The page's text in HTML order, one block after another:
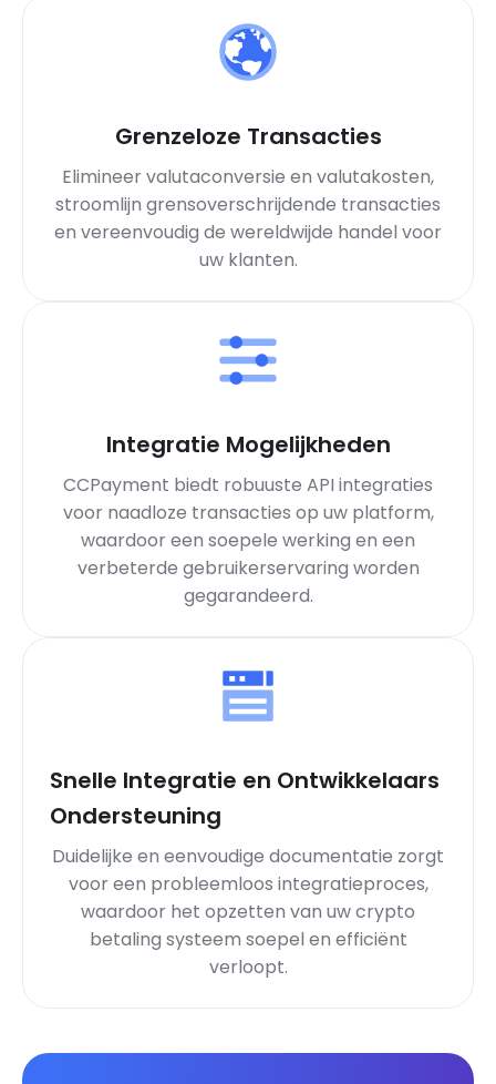
Grenzeloze Transacties
Elimineer valutaconversie en valutakosten,
stroomlijn grensoverschrijdende transacties
en vereenvoudig de wereldwijde handel voor
uw klanten.
Integratie Mogelijkheden
CCPayment biedt robuuste API integraties
voor naadloze transacties op uw platform,
waardoor een soepele werking en een
verbeterde gebruikerservaring worden
gegarandeerd.
Snelle Integratie en Ontwikkelaars
Ondersteuning
Duidelijke en eenvoudige documentatie zorgt
voor een probleemloos integratieproces,
waardoor het opzetten van uw crypto
betaling systeem soepel en efficiënt
verloopt.